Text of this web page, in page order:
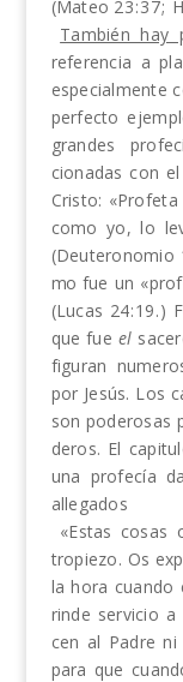
(Mateo 23:37;
También hay
referencia a
especialmente
perfecto
grandes
cionadas con
Cristo:
como yo, lo
(Deuteronomio
mo fue un
(Lucas 24:19.)
que fue el
figuran
por Jesús. Los
son poderosas
deros. El
una profecía
allegados
«Estas cosas
tropiezo. Os
la hora cuando
rinde servicio
cen al Padre
para que